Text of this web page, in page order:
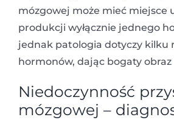
mózgowej może mieć miejsce
produkcji wyłącznie jednego
jednak patologia dotyczy kilku
hormonów, dając bogaty obraz
Niedoczynność
mózgowej –